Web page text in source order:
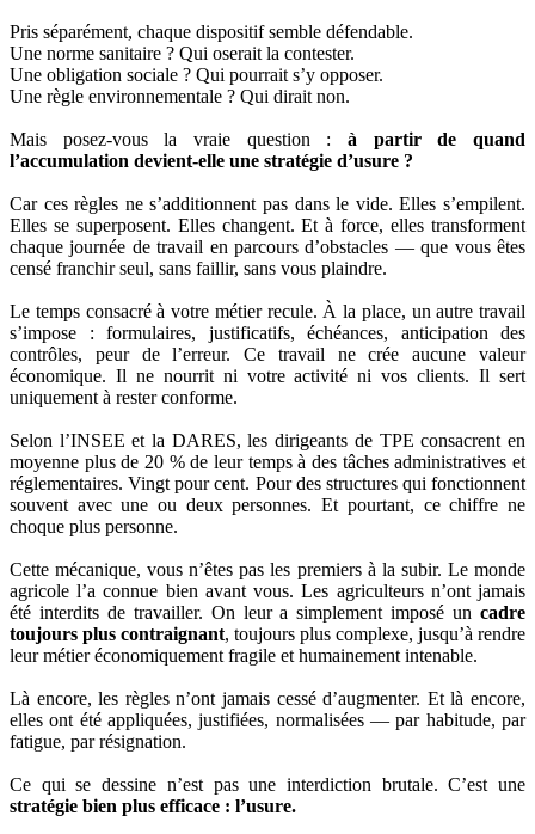
Pris séparément, chaque dispositif semble défendable.
Une norme sanitaire ? Qui oserait la contester.
Une obligation sociale ? Qui pourrait s’y opposer.
Une règle environnementale ? Qui dirait non.
Mais posez-vous la vraie question : à partir de quand
l’accumulation devient-elle une stratégie d’usure ?
Car ces règles ne s’additionnent pas dans le vide. Elles s’empilent.
Elles se superposent. Elles changent. Et à force, elles transforment
chaque journée de travail en parcours d’obstacles — que vous êtes
censé franchir seul, sans faillir, sans vous plaindre.
Le temps consacré à votre métier recule. À la place, un autre travail
s’impose : formulaires, justificatifs, échéances, anticipation des
contrôles, peur de l’erreur. Ce travail ne crée aucune valeur
économique. Il ne nourrit ni votre activité ni vos clients. Il sert
uniquement à rester conforme.
Selon l’INSEE et la DARES, les dirigeants de TPE consacrent en
moyenne plus de 20 % de leur temps à des tâches administratives et
réglementaires. Vingt pour cent. Pour des structures qui fonctionnent
souvent avec une ou deux personnes. Et pourtant, ce chiffre ne
choque plus personne.
Cette mécanique, vous n’êtes pas les premiers à la subir. Le monde
agricole l’a connue bien avant vous. Les agriculteurs n’ont jamais
été interdits de travailler. On leur a simplement imposé un cadre
toujours plus contraignant, toujours plus complexe, jusqu’à rendre
leur métier économiquement fragile et humainement intenable.
Là encore, les règles n’ont jamais cessé d’augmenter. Et là encore,
elles ont été appliquées, justifiées, normalisées — par habitude, par
fatigue, par résignation.
Ce qui se dessine n’est pas une interdiction brutale. C’est une
stratégie bien plus efficace : l’usure.